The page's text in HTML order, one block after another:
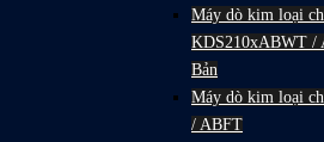
Máy dò kim loại
KDS210xABWT /
Bản
Máy dò kim loại
/ ABFT